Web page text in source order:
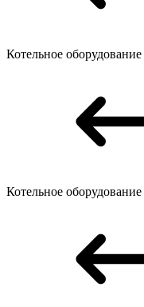
Котельное оборудование
Котельное оборудование